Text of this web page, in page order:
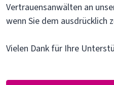
Vertrauensanwälten an
wenn Sie dem ausdrücklich
Vielen Dank für Ihre